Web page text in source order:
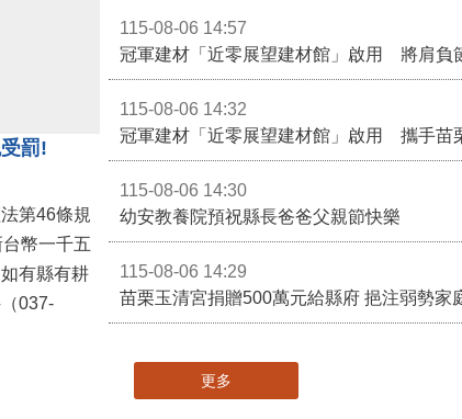
罰!
第46條規
幣一千五
有縣有耕
037-
115-08-06 14:57
冠軍建材「近零展望建材館」啟用 將肩負
115-08-06 14:32
冠軍建材「近零展望建材館」啟用 攜手苗
115-08-06 14:30
幼安教養院預祝縣長爸爸父親節快樂
115-08-06 14:29
苗栗玉清宮捐贈500萬元給縣府 挹注弱勢家
更多